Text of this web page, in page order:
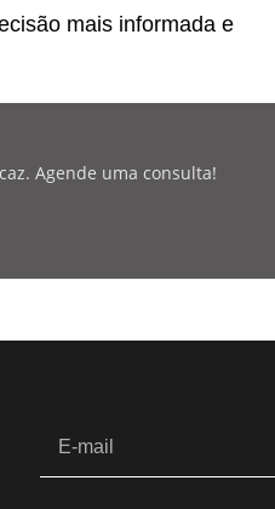
mais informada e
Agende uma consulta!